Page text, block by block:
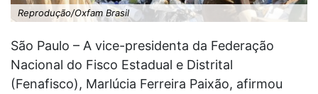
Reprodução/Oxfam Brasil
São Paulo – A vice-presidenta da Federação
Nacional do Fisco Estadual e Distrital
(Fenafisco), Marlúcia Ferreira Paixão, afirmou